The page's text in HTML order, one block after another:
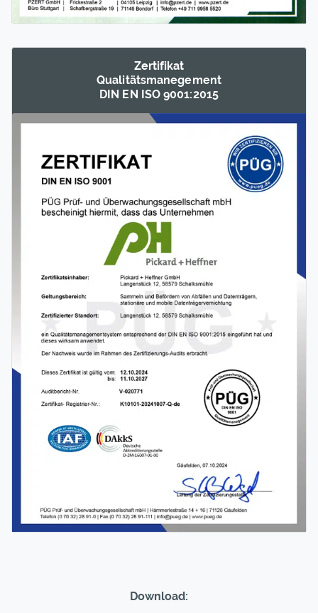
Zertifikat
Qualitäts­manegement
DIN EN ISO 9001:2015
Download: